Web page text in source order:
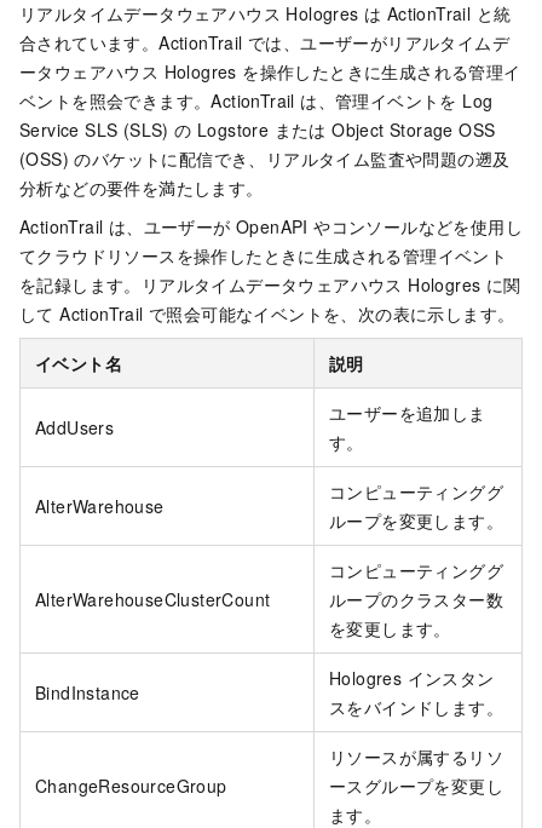
リアルタイムデータウェアハウス Hologres は ActionTrail と統
合されています。ActionTrail では、ユーザーがリアルタイムデ
ータウェアハウス Hologres を操作したときに生成される管理イ
ベントを照会できます。ActionTrail は、管理イベントを Log
Service SLS (SLS) の Logstore または Object Storage OSS
(OSS) のバケットに配信でき、リアルタイム監査や問題の遡及
分析などの要件を満たします。
ActionTrail は、ユーザーが OpenAPI やコンソールなどを使用し
てクラウドリソースを操作したときに生成される管理イベント
を記録します。リアルタイムデータウェアハウス Hologres に関
して ActionTrail で照会可能なイベントを、次の表に示します。
イベント名 説明
AddUsers
ユーザーを追加しま
す。
AlterWarehouse
コンピューティンググ
ループを変更します。
AlterWarehouseClusterCount
コンピューティンググ
ループのクラスター数
を変更します。
BindInstance
Hologres インスタン
スをバインドします。
ChangeResourceGroup
リソースが属するリソ
ースグループを変更し
ます。